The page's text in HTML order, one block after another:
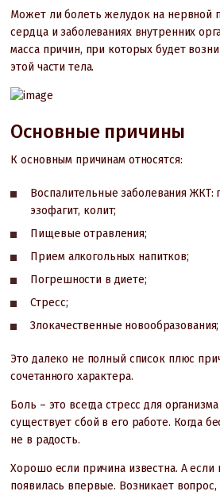
Может ли болеть желудок на нервной
сердца и заболеваниях внутренних
масса причин, при которых будет
этой части тела.
Основные причины
К основным причинам относятся:
Воспалительные заболевания ЖКТ:
эзофагит, колит;
Пищевые отравления;
Прием алкогольных напитков;
Погрешности в диете;
Стресс;
Злокачественные новообразования;
Это далеко не полный список плюс
сочетанного характера.
Боль – это всегда стресс для
существует сбой в его работе. Когда
не в радость.
Хорошо если причина известна. А
появилась впервые. Возникает вопрос,